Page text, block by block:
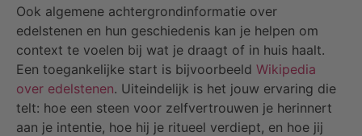
Ook algemene achtergrondinformatie over
edelstenen en hun geschiedenis kan je helpen om
context te voelen bij wat je draagt of in huis haalt.
Een toegankelijke start is bijvoorbeeld Wikipedia
over edelstenen. Uiteindelijk is het jouw ervaring die
telt: hoe een steen voor zelfvertrouwen je herinnert
aan je intentie, hoe hij je ritueel verdiept, en hoe jij